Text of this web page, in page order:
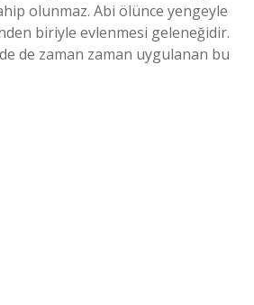
olunmaz. Abi ölünce yengeyle
biriyle evlenmesi geleneğidir.
de zaman zaman uygulanan bu